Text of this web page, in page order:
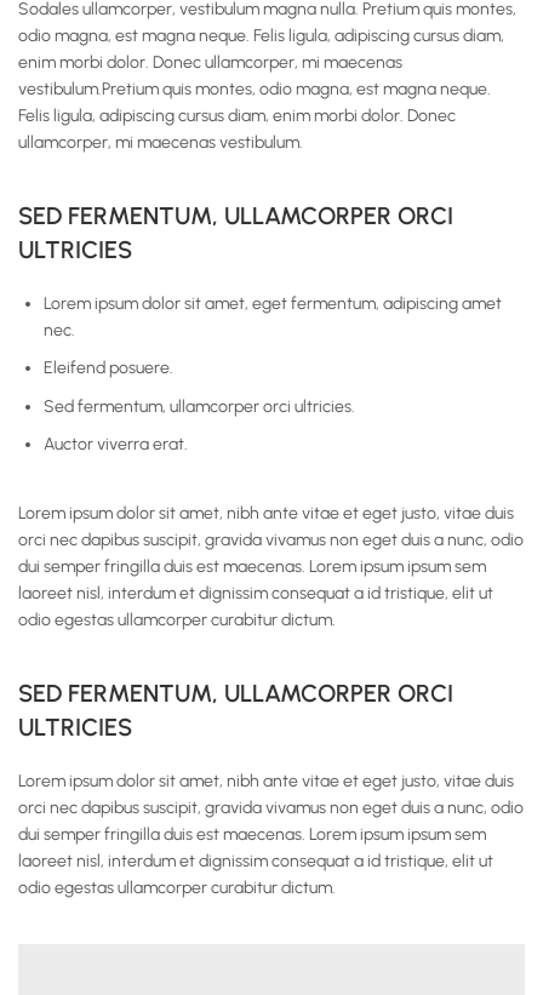
Sodales ullamcorper, vestibulum magna nulla. Pretium quis montes,
odio magna, est magna neque. Felis ligula, adipiscing cursus diam,
enim morbi dolor. Donec ullamcorper, mi maecenas
vestibulum.Pretium quis montes, odio magna, est magna neque.
Felis ligula, adipiscing cursus diam, enim morbi dolor. Donec
ullamcorper, mi maecenas vestibulum.
SED FERMENTUM, ULLAMCORPER ORCI
ULTRICIES
Lorem ipsum dolor sit amet, eget fermentum, adipiscing amet
nec.
Eleifend posuere.
Sed fermentum, ullamcorper orci ultricies.
Auctor viverra erat.
Lorem ipsum dolor sit amet, nibh ante vitae et eget justo, vitae duis
orci nec dapibus suscipit, gravida vivamus non eget duis a nunc, odio
dui semper fringilla duis est maecenas. Lorem ipsum ipsum sem
laoreet nisl, interdum et dignissim consequat a id tristique, elit ut
odio egestas ullamcorper curabitur dictum.
SED FERMENTUM, ULLAMCORPER ORCI
ULTRICIES
Lorem ipsum dolor sit amet, nibh ante vitae et eget justo, vitae duis
orci nec dapibus suscipit, gravida vivamus non eget duis a nunc, odio
dui semper fringilla duis est maecenas. Lorem ipsum ipsum sem
laoreet nisl, interdum et dignissim consequat a id tristique, elit ut
odio egestas ullamcorper curabitur dictum.